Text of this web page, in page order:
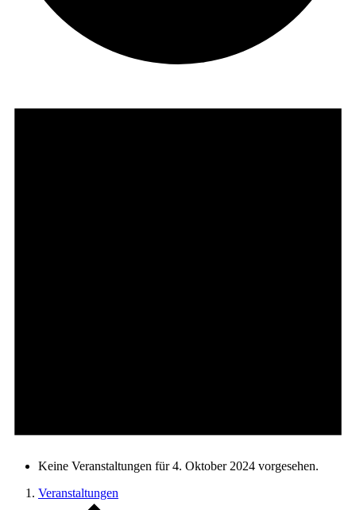
Keine Veranstaltungen für 4. Oktober 2024 vorgesehen.
Veranstaltungen